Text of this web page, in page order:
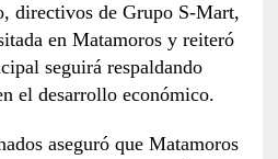
directivos de Grupo S-Mart,
en Matamoros y reiteró
seguirá respaldando
el desarrollo económico.
aseguró que Matamoros